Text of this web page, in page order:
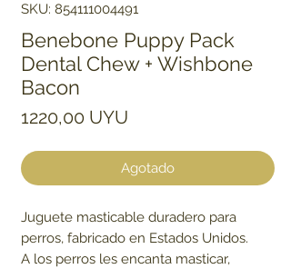
SKU: 854111004491
Benebone Puppy Pack
Dental Chew + Wishbone
Bacon
1220,00 UYU
Agotado
Juguete masticable duradero para
perros, fabricado en Estados Unidos.
A los perros les encanta masticar,